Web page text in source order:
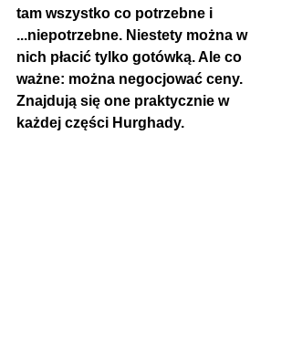
tam wszystko co potrzebne i
...niepotrzebne. Niestety można w
nich płacić tylko gotówką. Ale co
ważne: można negocjować ceny.
Znajdują się one praktycznie w
każdej części Hurghady.